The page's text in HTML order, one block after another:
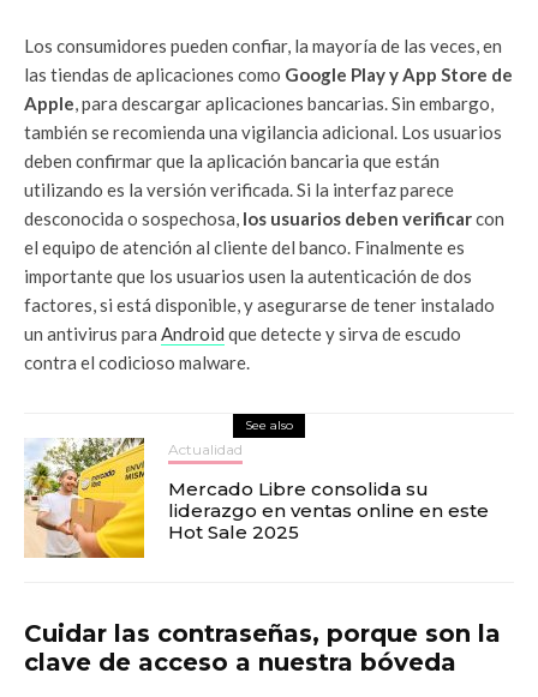
Los consumidores pueden confiar, la mayoría de las veces, en
las tiendas de aplicaciones como Google Play y App Store de
Apple, para descargar aplicaciones bancarias. Sin embargo,
también se recomienda una vigilancia adicional. Los usuarios
deben confirmar que la aplicación bancaria que están
utilizando es la versión verificada. Si la interfaz parece
desconocida o sospechosa, los usuarios deben verificarcon
el equipo de atención al cliente del banco. Finalmente es
importante que los usuarios usen la autenticación de dos
factores, si está disponible, y asegurarse de tener instalado
un antivirus para Android que detecte y sirva de escudo
contra el codicioso malware.
See also
Actualidad
Mercado Libre consolida su
liderazgo en ventas online en este
Hot Sale 2025
Cuidar las contraseñas, porque son la
clave de acceso a nuestra bóveda